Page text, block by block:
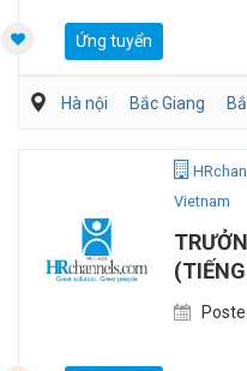
Ứng tuyển
Hà nội Bắc Giang
Vietnam